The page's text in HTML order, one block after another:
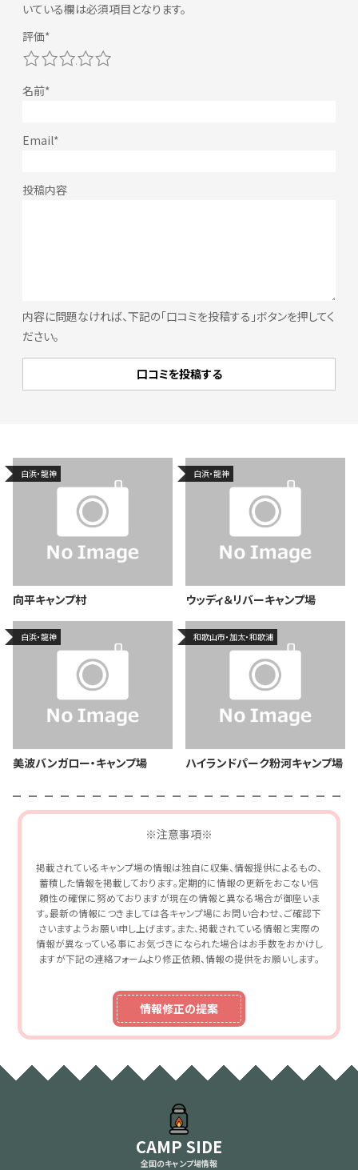
いている欄は必須項目となります。
内容に問題なければ、下記の「口コミを投稿する」ボタンを押してく
ださい。
5
4
3
2
白浜・龍神
向平キャンプ村
白浜・龍神
ウッディ＆リバーキャンプ場
白浜・龍神
美波バンガロー・キャンプ場
和歌山市・加太・和歌浦
ハイランドパーク粉河キャンプ場
※注意事項※
掲載されているキャンプ場の情報は独自に収集、情報提供によるもの、
蓄積した情報を掲載しております。定期的に情報の更新をおこない信
頼性の確保に努めておりますが現在の情報と異なる場合が御座いま
す。最新の情報につきましては各キャンプ場にお問い合わせ、ご確認下
さいますようお願い申し上げます。また、掲載されている情報と実際の
情報が異なっている事にお気づきになられた場合はお手数をおかけし
ますが下記の連絡フォームより修正依頼、情報の提供をお願いします。
情報修正の提案
CAMP SIDE
全国のキャンプ場情報